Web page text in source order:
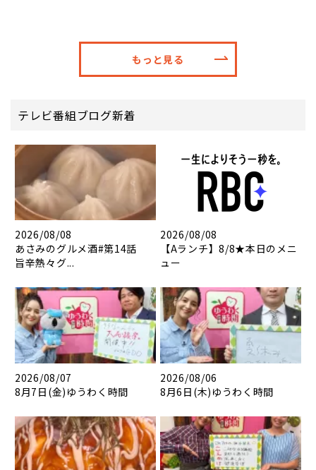
もっと見る
テレビ番組ブログ新着
2026/08/08
あさみのグルメ酒#第14話
旨辛熱々グ...
2026/08/08
【Aランチ】8/8★本日のメニ
ュー
2026/08/07
8月7日(金)ゆうわく時間
2026/08/06
8月6日(木)ゆうわく時間